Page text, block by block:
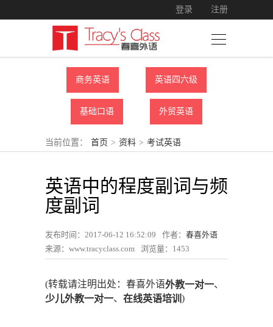
登录 注册
商务英语 英语四六级
基础口语 外贸英语
当前位置： 首页 > 资料 > 考试英语
英语中的程度副词与频
度副词
发布时间：2017-06-12 16:52:09 作者： 春喜外语
来源：www.tracyclass.com
浏览量： 1453
(转载请注明出处：春喜外语外教一对一、
少儿外教一对一、 在线英语培训 )